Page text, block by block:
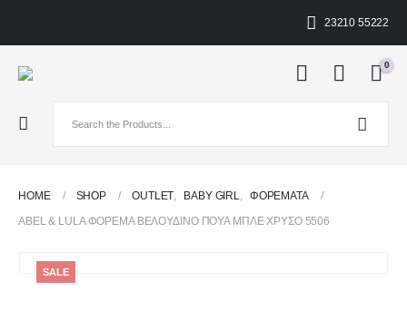
23210 55222
0
HOME SHOP OUTLET, BABY GIRL, ΦΟΡΈΜΑΤΑ
ABEL & LULA ΦΌΡΕΜΑ ΒΕΛΟΎΔΙΝΟ ΠΟΥΆ ΜΠΛΕ ΧΡΥΣΟ 5506
SALE